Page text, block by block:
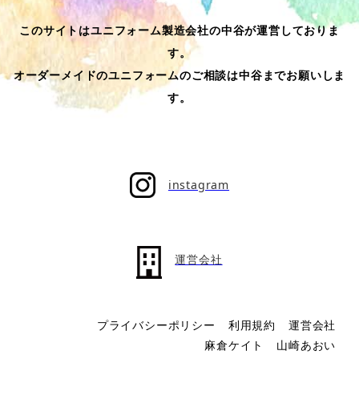
このサイトはユニフォーム製造会社の中谷が運営しておりま
す。
オーダーメイドのユニフォームのご相談は中谷までお願いしま
す。
instagram
運営会社
プライバシーポリシー 利用規約
運営会社
麻倉ケイト
山崎あおい